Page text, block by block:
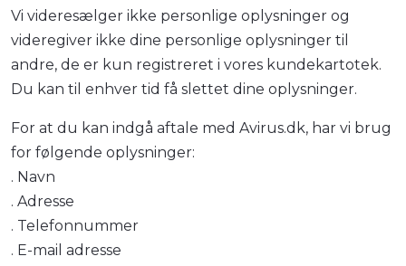
Vi videresælger ikke personlige oplysninger og
videregiver ikke dine personlige oplysninger til
andre, de er kun registreret i vores kundekartotek.
Du kan til enhver tid få slettet dine oplysninger.
For at du kan indgå aftale med Avirus.dk, har vi brug
for følgende oplysninger:
. Navn
. Adresse
. Telefonnummer
. E-mail adresse